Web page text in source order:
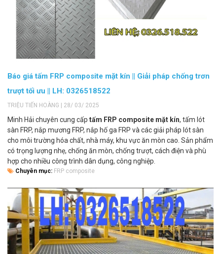
Báo giá tấm FRP composite mặt kín || Giải pháp chống trơn
trượt tối ưu || LH: 0326518522
TRIỆU TIẾN HOÀNG | 28/ 03/ 2025
Minh Hải chuyên cung cấp tấm FRP composite mặt kín, tấm lót
sàn FRP, nắp mương FRP, nắp hố ga FRP và các giải pháp lót sàn
cho môi trường hóa chất, nhà máy, khu vực ăn mòn cao. Sản phẩm
có trọng lượng nhẹ, chống ăn mòn, chống trượt, cách điện và phù
hợp cho nhiều công trình dân dụng, công nghiệp.
Chuyên mục: FRP composite